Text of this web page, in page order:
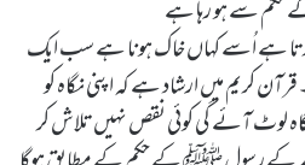
حکم سے ہو رہا ہے
ہے اُسے کہاں خاک ہونا ہے سب ایک
کریم میں ارشاد ہے کہ اپنی نگاہ کو
لوٹ آئے گی کوئی نقص نہیں تلاش کر